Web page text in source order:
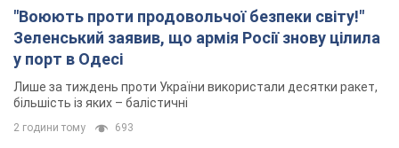
"Воюють проти продовольчої безпеки світу!"
Зеленський заявив, що армія Росії знову цілила
у порт в Одесі
Лише за тиждень проти України використали десятки ракет,
більшість із яких – балістичні
2 години тому 693